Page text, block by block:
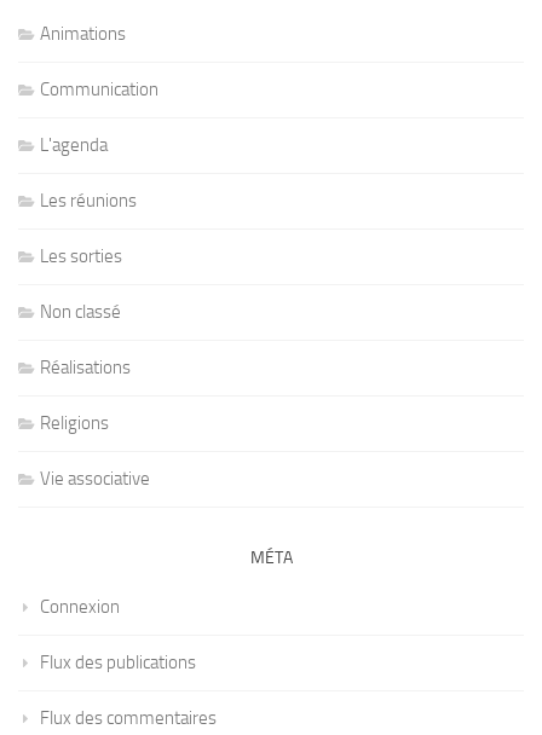
Animations
Communication
L'agenda
Les réunions
Les sorties
Non classé
Réalisations
Religions
Vie associative
MÉTA
Connexion
Flux des publications
Flux des commentaires